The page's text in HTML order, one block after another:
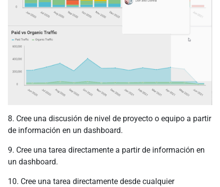
8. Cree una discusión de nivel de proyecto o equipo a partir
de información en un dashboard.
9. Cree una tarea directamente a partir de información en
un dashboard.
10. Cree una tarea directamente desde cualquier